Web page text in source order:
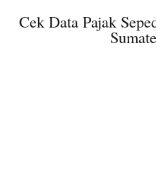
Cek Data Pajak